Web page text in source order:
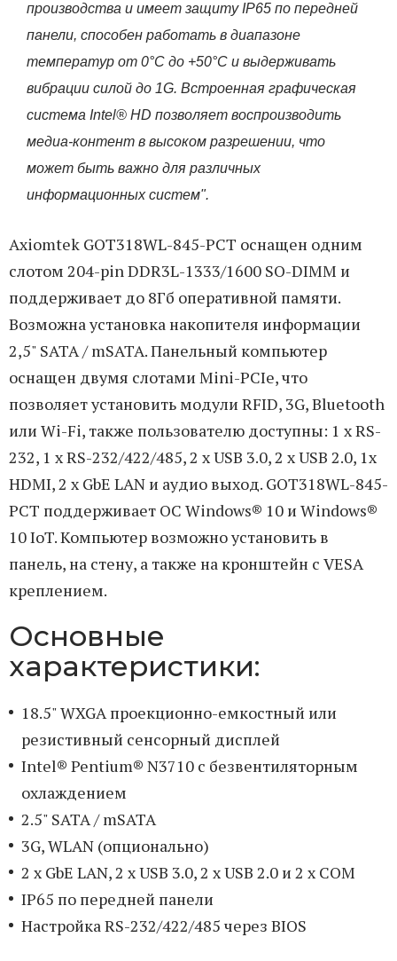
производства и имеет защиту IP65 по передней
панели, способен работать в диапазоне
температур от 0°C до +50°C и выдерживать
вибрации силой до 1G. Встроенная графическая
система Intel® HD позволяет воспроизводить
медиа-контент в высоком разрешении, что
может быть важно для различных
информационных систем".
Axiomtek GOT318WL-845-PCT оснащен одним
слотом 204-pin DDR3L-1333/1600 SO-DIMM и
поддерживает до 8Гб оперативной памяти.
Возможна установка накопителя информации
2,5" SATA / mSATA. Панельный компьютер
оснащен двумя слотами Mini-PCIe, что
позволяет установить модули RFID, 3G, Bluetooth
или Wi-Fi, также пользователю доступны: 1 x RS-
232, 1 x RS-232/422/485, 2 x USB 3.0, 2 x USB 2.0, 1x
HDMI, 2 x GbE LAN и аудио выход. GOT318WL-845-
PCT поддерживает ОС Windows® 10 и Windows®
10 IoT. Компьютер возможно установить в
панель, на стену, а также на кронштейн с VESA
креплением.
Основные
характеристики:
18.5" WXGA проекционно-емкостный или
резистивный сенсорный дисплей
Intel® Pentium® N3710 с безвентиляторным
охлаждением
2.5" SATA / mSATA
3G, WLAN (опционально)
2 x GbE LAN, 2 x USB 3.0, 2 x USB 2.0 и 2 x COM
IP65 по передней панели
Настройка RS-232/422/485 через BIOS